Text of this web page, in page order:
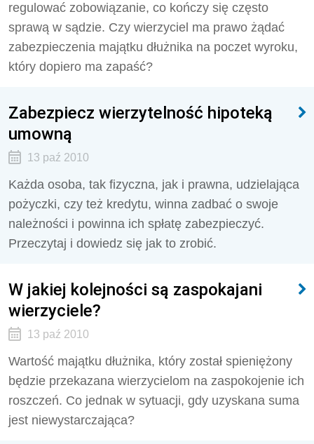
regulować zobowiązanie, co kończy się często
sprawą w sądzie. Czy wierzyciel ma prawo żądać
zabezpieczenia majątku dłużnika na poczet wyroku,
który dopiero ma zapaść?
Zabezpiecz wierzytelność hipoteką
umowną
13 paź 2010
Każda osoba, tak fizyczna, jak i prawna, udzielająca
pożyczki, czy też kredytu, winna zadbać o swoje
należności i powinna ich spłatę zabezpieczyć.
Przeczytaj i dowiedz się jak to zrobić.
W jakiej kolejności są zaspokajani
wierzyciele?
13 paź 2010
Wartość majątku dłużnika, który został spieniężony
będzie przekazana wierzycielom na zaspokojenie ich
roszczeń. Co jednak w sytuacji, gdy uzyskana suma
jest niewystarczająca?